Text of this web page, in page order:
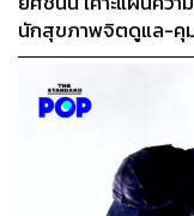
นักสุขภาพจิตดูแล-คุ